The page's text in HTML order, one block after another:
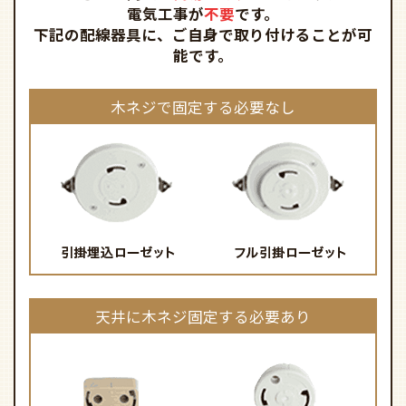
電気工事が不要です。
下記の配線器具に、ご自身で取り付けることが可
能です。
木ネジで固定する必要なし
天井に木ネジ固定する必要あり